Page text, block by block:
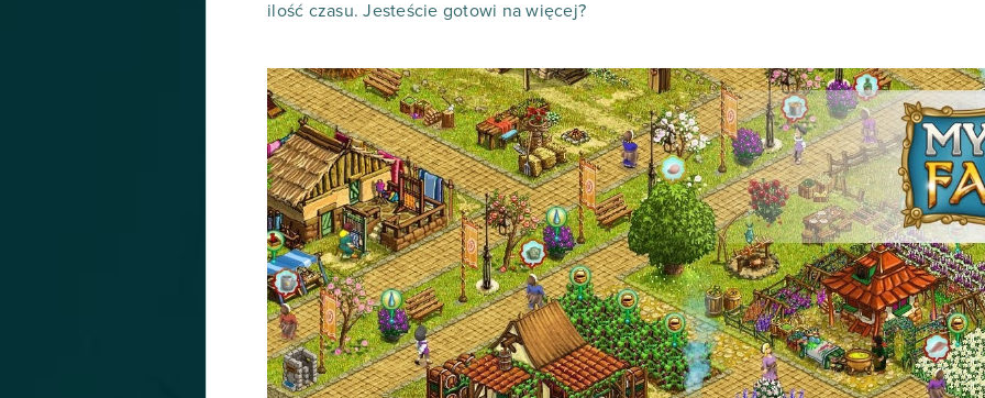
ilość czasu. Jesteście gotowi na więcej?